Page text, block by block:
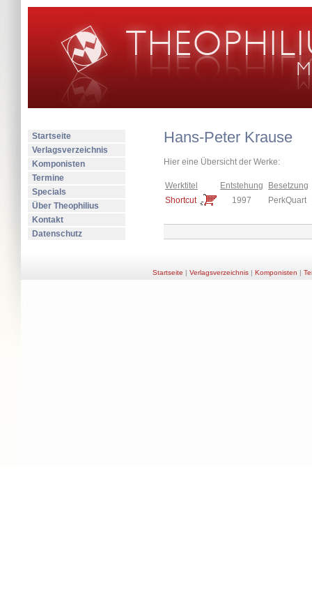
Startseite
Verlagsverzeichnis
Komponisten
Termine
Specials
Über Theophilius
Kontakt
Datenschutz
Hans-Peter Krause
Hier eine Übersicht der Werke:
Werktitel Entstehung
Besetzung
Shortcut
1997 PerkQuart
Startseite | Verlagsverzeichnis| Komponisten |